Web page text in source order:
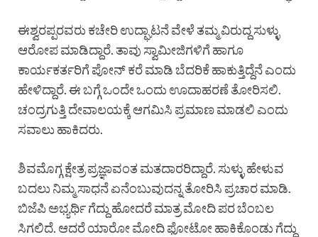
ಈಶ್ವರಪ್ಪರವರು ಕಚೇರಿ ಉದ್ಘಾಟನೆ ವೇಳೆ ತಮ್ಮ ವಿರುದ್ದ ಸುಳ್ಳು
ಆರೋಪ ಮಾಡಿದ್ದಾರೆ. ತಾವು ಸ್ವಾಮೀಜಿಗಳಿಗೆ ಹಾಗೂ
ಕಾರ್ಯಕರ್ತರಿಗೆ ಪೋನ್ ಕರೆ ಮಾಡಿ ಬೆದರಿಕೆ ಹಾಕುತ್ತಿದ್ದೆನೆ ಎಂದು
ಹೇಳಿದ್ದಾರೆ. ಈ ಬಗ್ಗೆ ಒಂದೇ ಒಂದು ಊದಾಹರಣೆ ತೋರಿಸಲಿ.
ಚಂದ್ರಗುತ್ತಿ ದೇವಾಲಯಕ್ಕೆ ಆಗಮಿಸಿ ಪ್ರಮಾಣ ಮಾಡಲಿ ಎಂದು
ಸವಾಲು ಹಾಕಿದರು.
ಶಿವಮೊಗ್ಗ ಕ್ಷೇತ್ರ ಪ್ರಜ್ಞಾವಂತ ಮತದಾರರಿದ್ದಾರೆ. ಸುಳ್ಳು ಹೇಳುವ
ಬದಲು ನಿಮ್ಮ ಸಾಧನೆ ಏನೆಂಬುವುದನ್ನ ತೋರಿಸಿ ಪ್ರಚಾರ ಮಾಡಿ.
ಬಿಜೆಪಿ ಅಭ್ಯರ್ಥಿ ಗೆದ್ದು ಹೋದರೆ ಮಾತ್ರ ಮೋದಿ ಪರ ಬೆಂಬಲ
ಸಿಗಲಿದೆ. ಆದರೆ ಯಾರೋ ಮೋದಿ ಫೋಟೋ ಹಾಕಿಕೊಂಡು ಗೆದ್ದು